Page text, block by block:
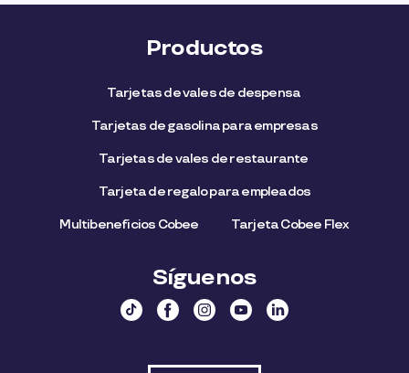
Productos
Tarjetas de vales de despensa
Tarjetas de gasolina para empresas
Tarjetas de vales de restaurante
Tarjeta de regalo para empleados​
Multibeneficios Cobee Tarjeta Cobee Flex
Síguenos